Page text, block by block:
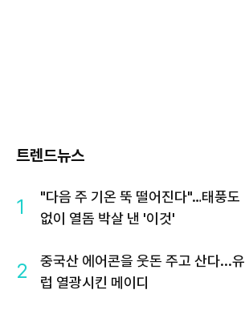
트렌드뉴스
1
"다음 주 기온 뚝 떨어진다"…태풍도
없이 열돔 박살 낸 '이것'
2
중국산 에어콘을 웃돈 주고 산다...유
럽 열광시킨 메이디